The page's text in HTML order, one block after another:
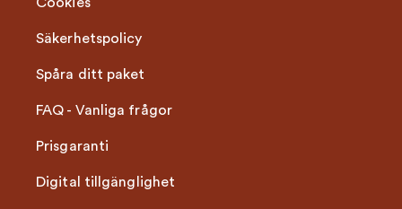
Säkerhetspolicy
Spåra ditt paket
FAQ - Vanliga frågor
Prisgaranti
Digital tillgänglighet